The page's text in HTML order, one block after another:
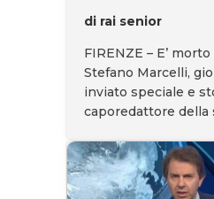
di rai senior
FIRENZE – E’
Stefano Marcelli,
inviato speciale e
caporedattore della